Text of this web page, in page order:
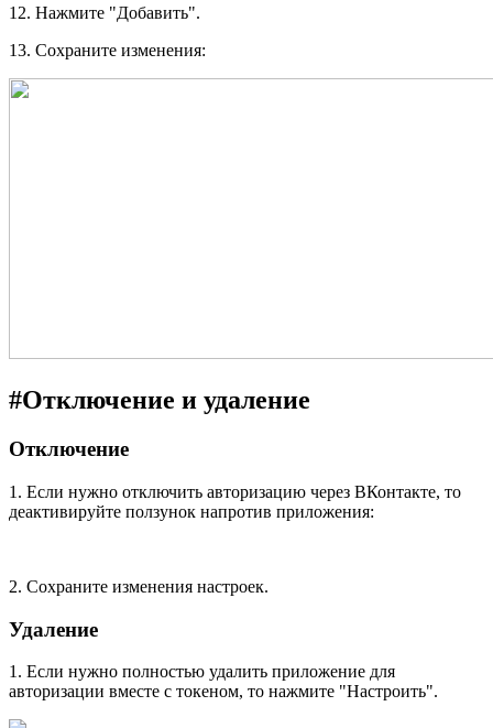
12. Нажмите "Добавить".
13. Сохраните изменения:
#Отключение и удаление
Отключение
1. Если нужно отключить авторизацию через ВКонтакте, то
деактивируйте ползунок напротив приложения:
2. Сохраните изменения настроек.
Удаление
1. Если нужно полностью удалить приложение для
авторизации вместе с токеном, то нажмите "Настроить".